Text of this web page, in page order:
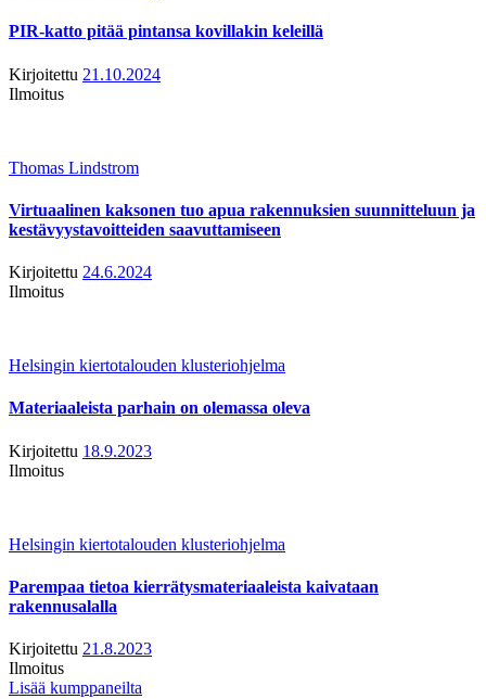
PIR-katto pitää pintansa kovillakin keleillä
Kirjoitettu 21.10.2024
Ilmoitus
Thomas Lindstrom
Virtuaalinen kaksonen tuo apua rakennuksien suunnitteluun ja
kestävyystavoitteiden saavuttamiseen
Kirjoitettu 24.6.2024
Ilmoitus
Helsingin kiertotalouden klusteriohjelma
Materiaaleista parhain on olemassa oleva
Kirjoitettu 18.9.2023
Ilmoitus
Helsingin kiertotalouden klusteriohjelma
Parempaa tietoa kierrätysmateriaaleista kaivataan
rakennusalalla
Kirjoitettu 21.8.2023
Ilmoitus
Lisää kumppaneilta